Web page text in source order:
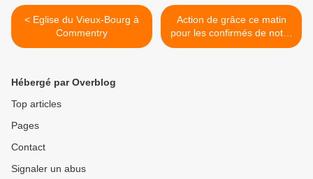
< Eglise du Vieux-Bourg à
Commentry
Action de grâce ce matin
pour les confirmés de notre
paroisse ! >
Hébergé par Overblog
Top articles
Pages
Contact
Signaler un abus